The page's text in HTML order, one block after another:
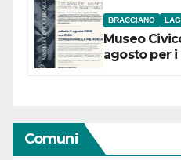
BRACCIANO
Museo
agosto per
Comuni